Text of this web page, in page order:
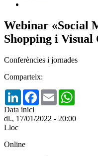
Webinar «Social
Shopping i Visual
Conferències i jornades
Comparteix:
LinkedInFacebook
Email
Data inici
dl., 17/01/2022 - 20:00
Lloc
Online